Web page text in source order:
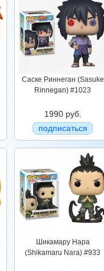
Саске Риннеган (Sasuke
Rinnegan) #1023
1990 руб.
подписаться
Шикамару Нара
(Shikamaru Nara) #933